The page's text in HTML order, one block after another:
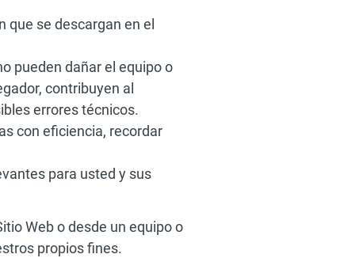
se descargan en el
pueden dañar el equipo o
contribuyen al
errores técnicos.
con eficiencia, recordar
para usted y sus
Web o desde un equipo o
propios fines.